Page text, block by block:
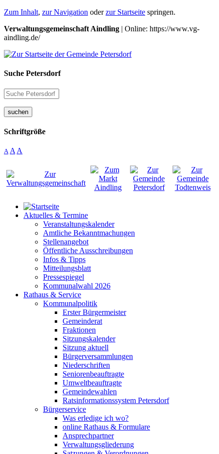
Zum Inhalt, zur Navigation oderzur Startseite springen.
Verwaltungsgemeinschaft Aindling | Online: https://www.vg-
aindling.de/
Suche Petersdorf
suchen
Schriftgröße
A A A
Aktuelles & Termine
Veranstaltungskalender
Amtliche Bekanntmachungen
Stellenangebot
Öffentliche Ausschreibungen
Infos & Tipps
Mitteilungsblatt
Pressespiegel
Kommunalwahl 2026
Rathaus & Service
Kommunalpolitik
Erster Bürgermeister
Gemeinderat
Fraktionen
Sitzungskalender
Sitzung aktuell
Bürgerversammlungen
Niederschriften
Seniorenbeauftragte
Umweltbeauftragte
Gemeindewahlen
Ratsinformationssystem Petersdorf
Bürgerservice
Was erledige ich wo?
online Rathaus & Formulare
Ansprechpartner
Verwaltungsgliederung